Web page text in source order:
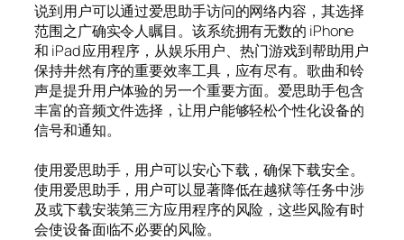
说到用户可以通过爱思助手访问的网络内容，其选择
范围之广确实令人瞩目。该系统拥有无数的 iPhone
和 iPad 应用程序，从娱乐用户、热门游戏到帮助用户
保持井然有序的重要效率工具，应有尽有。歌曲和铃
声是提升用户体验的另一个重要方面。爱思助手包含
丰富的音频文件选择，让用户能够轻松个性化设备的
信号和通知。
使用爱思助手，用户可以安心下载，确保下载安全。
使用爱思助手，用户可以显著降低在越狱等任务中涉
及或下载安装第三方应用程序的风险，这些风险有时
会使设备面临不必要的风险。